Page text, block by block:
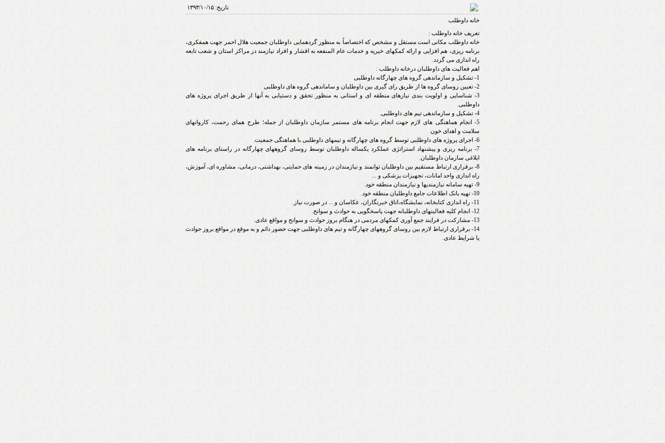
تاریخ: ۱۳۹۳/۱۰/۱۵
خانه داوطلب
تعریف خانه داوطلب :
خانه داوطلب مکانی است مستقل و مشخص که اختصاصاً به منظور گردهمایی داوطلبان جمعیت هلال احمر جهت همفکری،
برنامه ریزی، هم افزایی و ارائه کمکهای خیریه و خدمات عام المنفعه به اقشار و افراد نیازمند در مراکز استان و شعب تابعه
راه اندازی می گردد.
اهم فعالیت های داوطلبان درخانه داوطلب :
1- تشکیل و سازماندهی گروه های چهارگانه داوطلبی
2- تعیین روسای گروه ها از طریق رای گیری بین داوطلبان و ساماندهی گروه های داوطلبی
3- شناسایی و اولویت بندی نیازهای منطقه ای و استانی به منظور تحقق و دستیابی به آنها از طریق اجرای پروژه های
داوطلبی.
4- تشکیل و سازماندهی تیم های داوطلبی.
5- انجام هماهنگی های لازم جهت انجام برنامه های مستمر سازمان داوطلبان از جمله؛ طرح همای رحمت، کاروانهای
سلامت و اهدای خون
6- اجرای پروژه های داوطلبی توسط گروه های چهارگانه و تیمهای داوطلبی با هماهنگی جمعیت.
7- برنامه ریزی و پیشنهاد استراتژی عملکرد یکساله داوطلبان توسط روسای گروههای چهارگانه در راستای برنامه های
ابلاغی سازمان داوطلبان.
8- برقراری ارتباط مستقیم بین داوطلبان توانمند و نیازمندان در زمینه های حمایتی، بهداشتی، درمانی، مشاوره ای، آموزش،
راه اندازی واحد امانات، تجهیزات پزشکی و ...
9- تهیه سامانه نیازمندیها و نیازمندان منطقه خود.
10- تهیه بانک اطلاعات جامع داوطلبان منطقه خود.
11- راه اندازی کتابخانه، نمایشگاه،اتاق خبرنگاران، عکاسان و ... در صورت نیاز.
12- انجام کلیه فعالیتهای داوطلبانه جهت پاسخگویی به حوادث و سوانح.
13- مشارکت در فرایند جمع آوری کمکهای مردمی در هنگام بروز حوادث و سوانح و مواقع عادی.
14- برقراری ارتباط لازم بین روسای گروههای چهارگانه و تیم های داوطلبی جهت حضور دائم و به موقع در مواقع بروز حوادث
یا شرایط عادی.